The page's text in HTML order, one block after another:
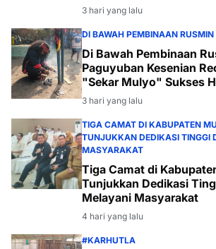
3 hari yang lalu
DI BAWAH PEMBINAAN RUSMIN
Di Bawah Pembinaan
Paguyuban Kesenian
"Sekar Mulyo" Sukses
Desa Payabakal
3 hari yang lalu
TIGA CAMAT DI KABUPATEN
TUNJUKKAN DEDIKASI TINGGI
MASYARAKAT
Tiga Camat di
Tunjukkan Dedikasi
Melayani Masyarakat
4 hari yang lalu
#KARHUTLA